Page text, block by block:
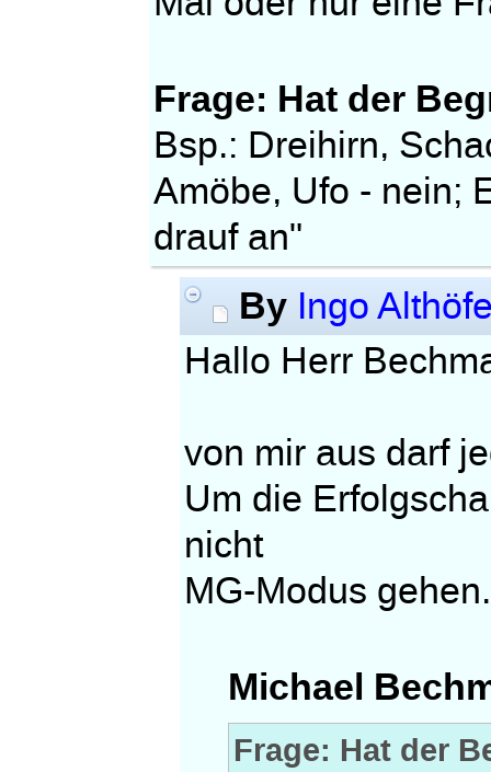
Frage: Hat der
Bsp.: Dreihirn,
Amöbe, Ufo - nein;
drauf an"
By Ingo
Hallo Herr
von mir aus darf
Um die
nicht
MG-Modus gehen.
Michael
Frage: Hat der